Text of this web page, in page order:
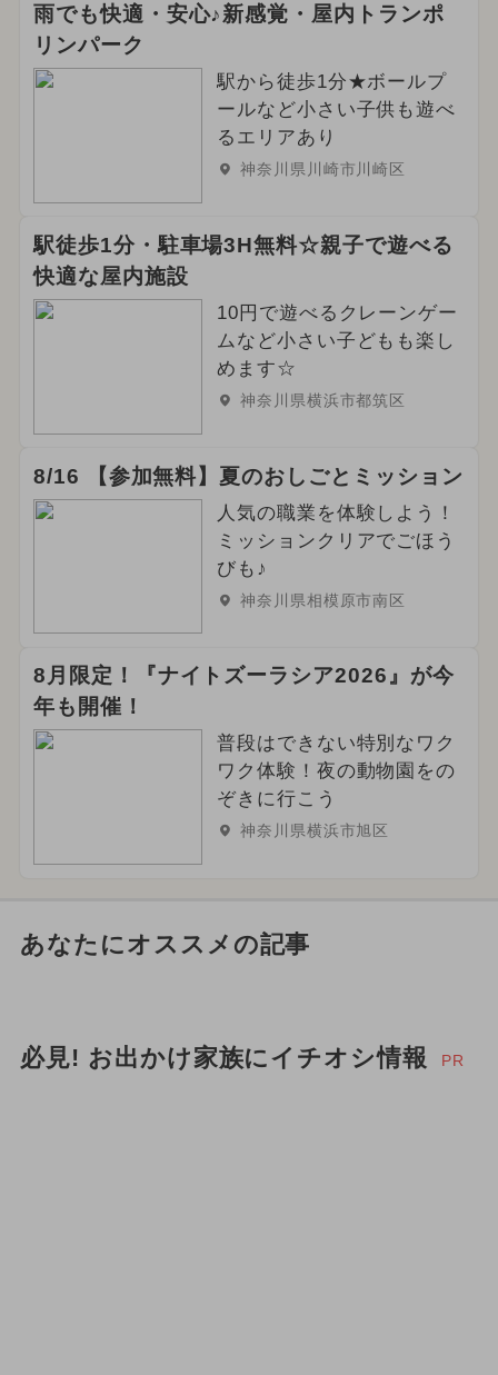
雨でも快適・安心♪新感覚・屋内トランポ
リンパーク
駅から徒歩1分★ボールプ
ールなど小さい子供も遊べ
るエリアあり
神奈川県川崎市川崎区
駅徒歩1分・駐車場3H無料☆親子で遊べる
快適な屋内施設
10円で遊べるクレーンゲー
ムなど小さい子どもも楽し
めます☆
神奈川県横浜市都筑区
8/16 【参加無料】夏のおしごとミッション
人気の職業を体験しよう！
ミッションクリアでごほう
びも♪
神奈川県相模原市南区
8月限定！『ナイトズーラシア2026』が今
年も開催！
普段はできない特別なワク
ワク体験！夜の動物園をの
ぞきに行こう
神奈川県横浜市旭区
あなたにオススメの記事
必見! お出かけ家族にイチオシ情報 PR